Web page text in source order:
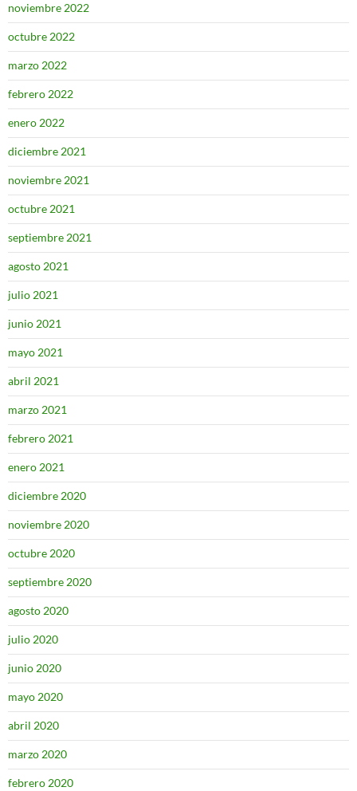
noviembre 2022
octubre 2022
marzo 2022
febrero 2022
enero 2022
diciembre 2021
noviembre 2021
octubre 2021
septiembre 2021
agosto 2021
julio 2021
junio 2021
mayo 2021
abril 2021
marzo 2021
febrero 2021
enero 2021
diciembre 2020
noviembre 2020
octubre 2020
septiembre 2020
agosto 2020
julio 2020
junio 2020
mayo 2020
abril 2020
marzo 2020
febrero 2020